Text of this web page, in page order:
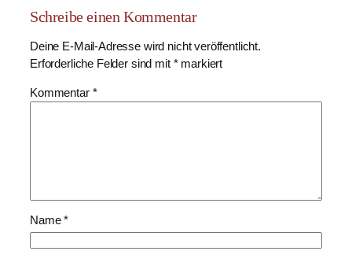
Schreibe einen Kommentar
Deine E-Mail-Adresse wird nicht veröffentlicht.
Erforderliche Felder sind mit *markiert
Kommentar *
Name*